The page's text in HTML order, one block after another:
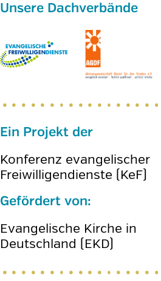
Ein Projekt der
Konferenz evangelischer
Freiwilligendienste (KeF)
Gefördert von:
Evangelische Kirche in
Deutschland (EKD)